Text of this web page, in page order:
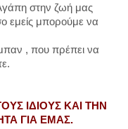
στην ζωή μας
εμείς μπορούμε να
, που πρέπει να
ΙΔΙΟΥΣ ΚΑΙ ΤΗΝ
ΓΙΑ ΕΜΑΣ.